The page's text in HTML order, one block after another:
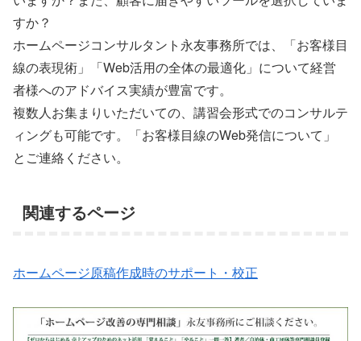
すか？
ホームページコンサルタント永友事務所では、「お客様目
線の表現術」「Web活用の全体の最適化」について経営
者様へのアドバイス実績が豊富です。
複数人お集まりいただいての、講習会形式でのコンサルテ
ィングも可能です。「お客様目線のWeb発信について」
とご連絡ください。
関連するページ
ホームページ原稿作成時のサポート・校正